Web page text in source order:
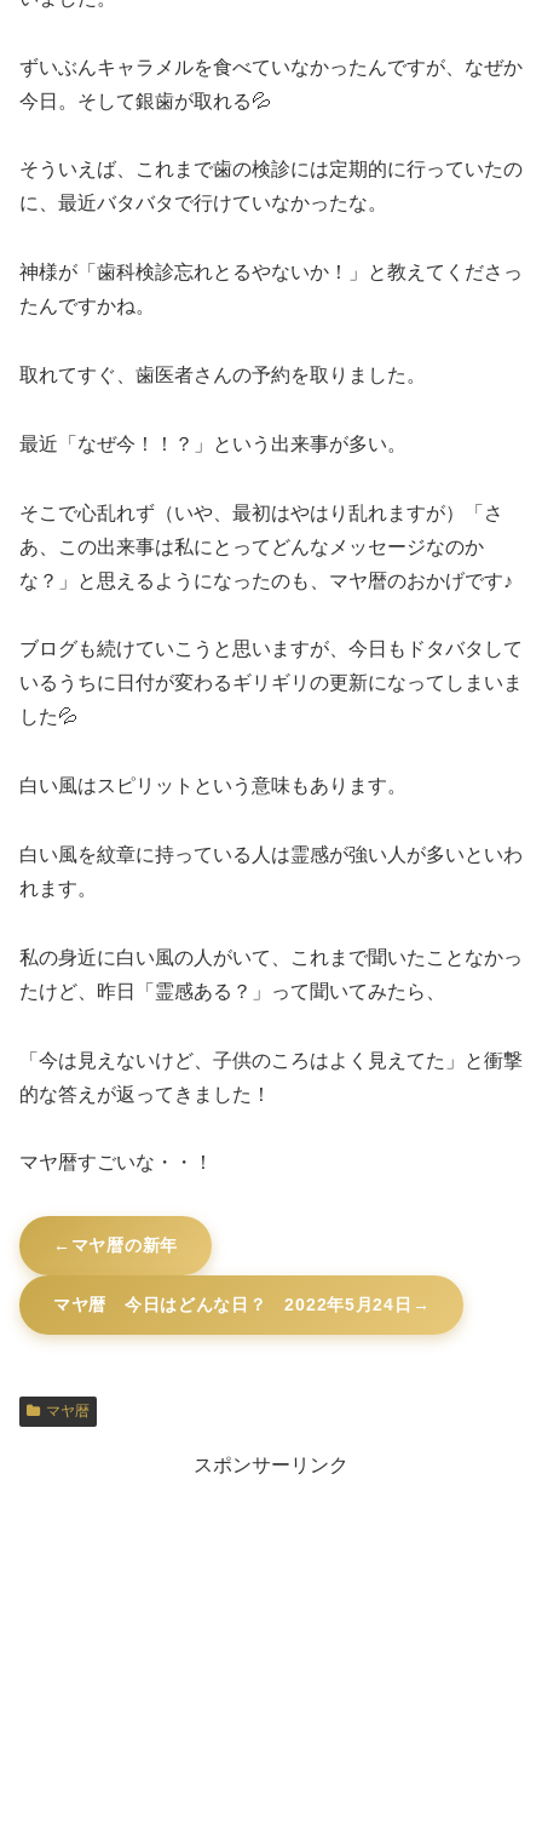
ずいぶんキャラメルを食べていなかったんですが、なぜか
今日。そして銀歯が取れる💦
そういえば、これまで歯の検診には定期的に行っていたの
に、最近バタバタで行けていなかったな。
神様が「歯科検診忘れとるやないか！」と教えてくださっ
たんですかね。
取れてすぐ、歯医者さんの予約を取りました。
最近「なぜ今！！？」という出来事が多い。
そこで心乱れず（いや、最初はやはり乱れますが）「さ
あ、この出来事は私にとってどんなメッセージなのか
な？」と思えるようになったのも、マヤ暦のおかげです♪
ブログも続けていこうと思いますが、今日もドタバタして
いるうちに日付が変わるギリギリの更新になってしまいま
した💦
白い風はスピリットという意味もあります。
白い風を紋章に持っている人は霊感が強い人が多いといわ
れます。
私の身近に白い風の人がいて、これまで聞いたことなかっ
たけど、昨日「霊感ある？」って聞いてみたら、
「今は見えないけど、子供のころはよく見えてた」と衝撃
的な答えが返ってきました！
マヤ暦すごいな・・！
マヤ暦の新年
マヤ暦 今日はどんな日？ 2022年5月24日
マヤ暦
スポンサーリンク